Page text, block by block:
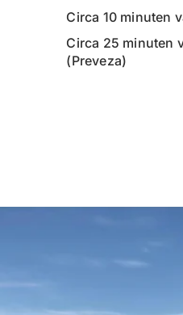
Circa 10 minuten
Circa 25 minuten
(Preveza)